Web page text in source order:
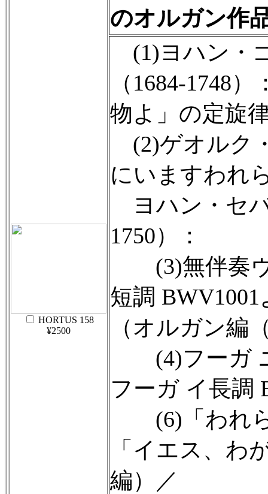
HORTUS 158
¥2500
のオルガン作
(1)ヨハン・
（1684-1748
物よ」の定旋
(2)ゲオルク
にいますわれ
ヨハン・セ
1750）：
(3)無伴奏ヴ
短調
（オルガン編
(4)フーガ ニ
フーガ イ長調
(6)「われら
「イエス、わ
編）／